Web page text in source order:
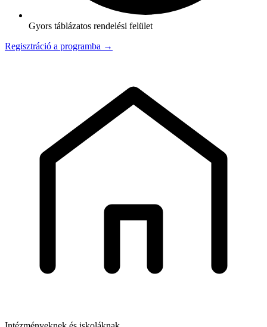
Gyors táblázatos rendelési felület
Regisztráció a programba →